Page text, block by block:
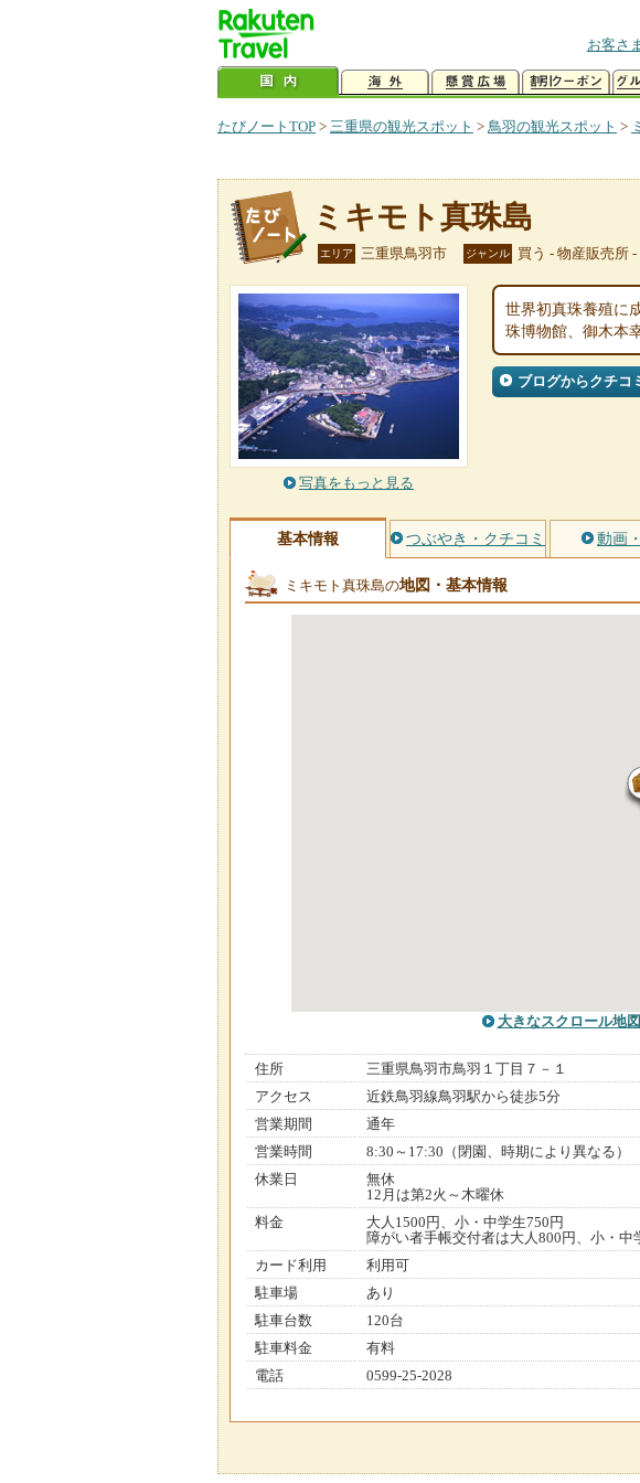
お客さ
たびノートTOP > 三重県の観光スポット > 鳥羽の観光スポット >
ミキモト真珠島
エリア 三重県鳥羽市 ジャンル 買う - 物産販売所
写真をもっと見る
世界初真珠養殖に
珠博物館、御木本
ブログからクチコ
基本情報 つぶやき・クチコミ 動画
ミキモト真珠島の地図・基本情報
大きなスクロール地図
住所
三重県鳥羽市鳥羽１丁目７－１
アクセス
近鉄鳥羽線鳥羽駅から徒歩5分
営業期間
通年
営業時間
8:30～17:30（閉園、時期により異なる）
休業日
無休
12月は第2火～木曜休
料金
大人1500円、小・中学生750円
障がい者手帳交付者は大人800円、小・
カード利用
利用可
駐車場
あり
駐車台数
120台
駐車料金
有料
電話
0599-25-2028